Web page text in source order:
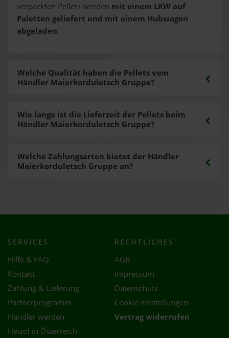
verpackten Pellets werden mit einem LKW auf
Paletten geliefert und mit einem Hubwagen
abgeladen.
Welche Qualität haben die Pellets vom
Händler Maierkorduletsch Gruppe?
Wie lange ist die Lieferzeit der Pellets beim
Händler Maierkorduletsch Gruppe?
Welche Zahlungsarten bietet der Händler
Maierkorduletsch Gruppe an?
SERVICES
Hilfe & FAQ
Kontakt
Zahlung & Lieferung
Partnerprogramm
Händler werden
Heizöl in Österreich
RECHTLICHES
AGB
Impressum
Datenschutz
Cookie-Einstellungen
Vertrag widerrufen